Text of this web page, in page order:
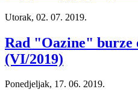
Utorak, 02. 07. 2019.
Rad "Oazine" burze
(VI/2019)
Ponedjeljak, 17. 06. 2019.